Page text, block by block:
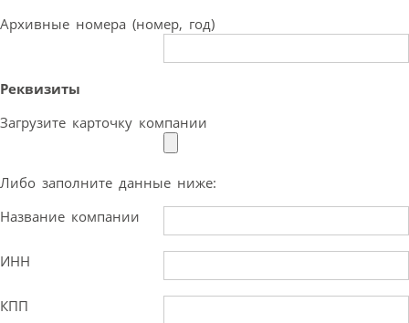
Архивные номера (номер, год)
Реквизиты
Загрузите карточку компании
Либо заполните данные ниже:
Название компании
ИНН
КПП